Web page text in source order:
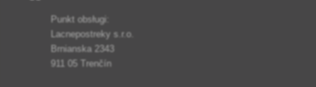
Punkt obsługi:
Lacnepostreky s.r.o.
Brnianska 2343
911 05 Trenčín